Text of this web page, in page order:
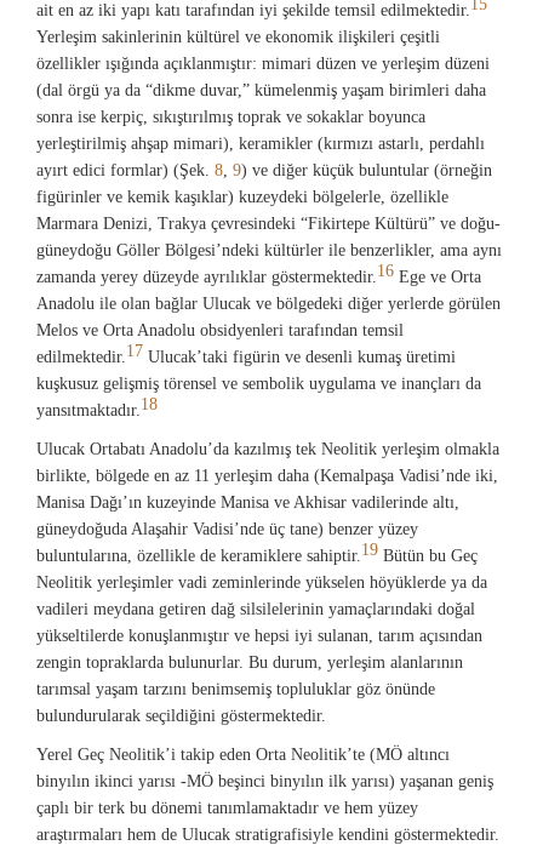
ait en az iki yapı katı tarafından iyi şekilde temsil edilmektedir. 15
Yerleşim sakinlerinin kültürel ve ekonomik ilişkileri çeşitli
özellikler ışığında açıklanmıştır: mimari düzen ve yerleşim düzeni
(dal örgü ya da “dikme duvar,” kümelenmiş yaşam birimleri daha
sonra ise kerpiç, sıkıştırılmış toprak ve sokaklar boyunca
yerleştirilmiş ahşap mimari), keramikler (kırmızı astarlı, perdahlı
ayırt edici formlar) (Şek. 8, 9) ve diğer küçük buluntular (örneğin
figürinler ve kemik kaşıklar) kuzeydeki bölgelerle, özellikle
Marmara Denizi, Trakya çevresindeki “Fikirtepe Kültürü” ve doğu-
güneydoğu Göller Bölgesi’ndeki kültürler ile benzerlikler, ama aynı
zamanda yerey düzeyde ayrılıklar göstermektedir.16 Ege ve Orta
Anadolu ile olan bağlar Ulucak ve bölgedeki diğer yerlerde görülen
Melos ve Orta Anadolu obsidyenleri tarafından temsil
edilmektedir.17 Ulucak’taki figürin ve desenli kumaş üretimi
kuşkusuz gelişmiş törensel ve sembolik uygulama ve inançları da
yansıtmaktadır.18
Ulucak Ortabatı Anadolu’da kazılmış tek Neolitik yerleşim olmakla
birlikte, bölgede en az 11 yerleşim daha (Kemalpaşa Vadisi’nde iki,
Manisa Dağı’ın kuzeyinde Manisa ve Akhisar vadilerinde altı,
güneydoğuda Alaşahir Vadisi’nde üç tane) benzer yüzey
buluntularına, özellikle de keramiklere sahiptir.19 Bütün bu Geç
Neolitik yerleşimler vadi zeminlerinde yükselen höyüklerde ya da
vadileri meydana getiren dağ silsilelerinin yamaçlarındaki doğal
yükseltilerde konuşlanmıştır ve hepsi iyi sulanan, tarım açısından
zengin topraklarda bulunurlar. Bu durum, yerleşim alanlarının
tarımsal yaşam tarzını benimsemiş topluluklar göz önünde
bulundurularak seçildiğini göstermektedir.
Yerel Geç Neolitik’i takip eden Orta Neolitik’te (MÖ altıncı
binyılın ikinci yarısı -MÖ beşinci binyılın ilk yarısı) yaşanan geniş
çaplı bir terk bu dönemi tanımlamaktadır ve hem yüzey
araştırmaları hem de Ulucak stratigrafisiyle kendini göstermektedir.